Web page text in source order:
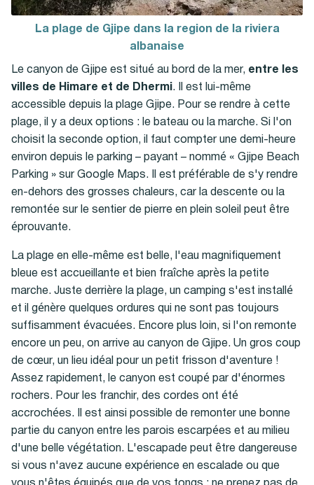
La plage de Gjipe dans la region de la riviera
albanaise
Le canyon de Gjipe est situé au bord de la mer, entre les
villes de Himare et de Dhermi. Il est lui-même
accessible depuis la plage Gjipe. Pour se rendre à cette
plage, il y a deux options : le bateau ou la marche. Si l'on
choisit la seconde option, il faut compter une demi-heure
environ depuis le parking – payant – nommé « Gjipe Beach
Parking » sur Google Maps. Il est préférable de s'y rendre
en-dehors des grosses chaleurs, car la descente ou la
remontée sur le sentier de pierre en plein soleil peut être
éprouvante.
La plage en elle-même est belle, l'eau magnifiquement
bleue est accueillante et bien fraîche après la petite
marche. Juste derrière la plage, un camping s'est installé
et il génère quelques ordures qui ne sont pas toujours
suffisamment évacuées. Encore plus loin, si l'on remonte
encore un peu, on arrive au canyon de Gjipe. Un gros coup
de cœur, un lieu idéal pour un petit frisson d'aventure !
Assez rapidement, le canyon est coupé par d'énormes
rochers. Pour les franchir, des cordes ont été
accrochées. Il est ainsi possible de remonter une bonne
partie du canyon entre les parois escarpées et au milieu
d'une belle végétation. L'escapade peut être dangereuse
si vous n'avez aucune expérience en escalade ou que